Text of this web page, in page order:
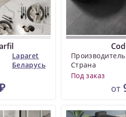
Laparet
Беларусь
Производитель
Страна
Под заказ
от